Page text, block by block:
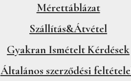
Mérettáblázat
Szállítás&Átvétel
Gyakran Ismételt Kérdések
Általános szerződési